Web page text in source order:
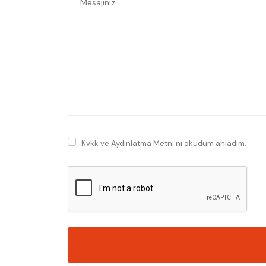
Kvkk ve Aydınlatma Metni'ni okudum anladım.